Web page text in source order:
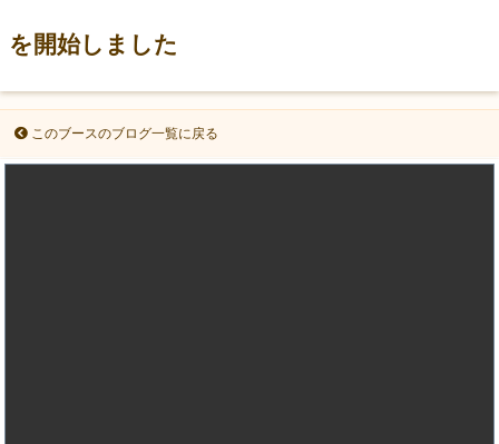
を開始しました
このブースのブログ一覧に戻る